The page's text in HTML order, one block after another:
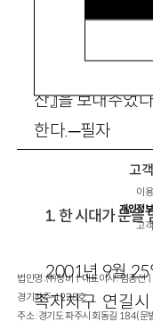
수의 도움이 컸
산』을 보내주었
한다.─필자
1. 한 시대가 문을
2001년 9월 25
족자치구 연길
고
이
개인정
고
법인명 : ㈜창비ㅣ대표이사 : 염종
경기파주-1928호
주소 : 경기도 파주시 회동길 184(